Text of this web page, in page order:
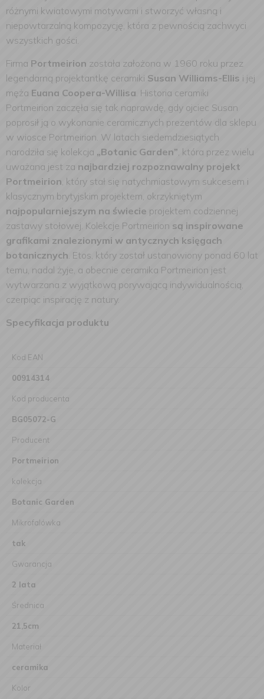
różnymi kwiatowymi motywami i stworzyć własną i
niepowtarzalną kompozycję, która z pewnością zachwyci
wszystkich gości.
Firma Portmeirion została założona w 1960 roku przez
legendarną projektantkę ceramiki Susan Williams-Ellis i jej
męża Euana Coopera-Willisa. Historia ceramiki
Portmeirion zaczęła się tak naprawdę, gdy ojciec Susan
poprosił ją o wykonanie ceramicznych prezentów dla sklepu
w wiosce Portmeirion. W latach siedemdziesiątych
narodziła się kolekcja „Botanic Garden”, która przez wielu
uważana jest za najbardziej rozpoznawalny projekt
Portmeirion, który stał się natychmiastowym sukcesem i
klasycznym brytyjskim projektem, okrzykniętym
najpopularniejszym na świecie projektem codziennej
zastawy stołowej. Kolekcje Portmeirion są inspirowane
grafikami znalezionymi w antycznych księgach
botanicznych. Etos, który został ustanowiony ponad 60 lat
temu, nadal żyje, a obecnie ceramika Portmeirion jest
wytwarzana z wyjątkową porywającą indywidualnością,
czerpiąc inspirację z natury.
Specyfikacja produktu
Kod EAN
00914314
Kod producenta
BG05072-G
Producent
Portmeirion
kolekcja
Botanic Garden
Mikrofalówka
tak
Gwarancja
2 lata
Średnica
21,5cm
Materiał
ceramika
Kolor